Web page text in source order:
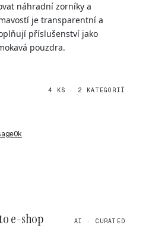
náhradní zorníky a
je transparentní a
příslušenství jako
pouzdra.
4 KS · 2 KATEGORIÍ
e-shop AI · CURATED